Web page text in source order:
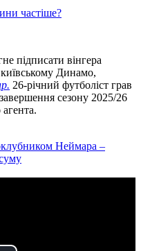
частіше?
підписати вінгера
Динамо,
26-річний футболіст грав
сезону 2025/26
Неймара –